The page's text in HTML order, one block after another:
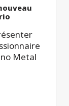
Metal